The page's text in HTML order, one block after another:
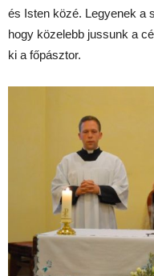
és Isten közé. Legyenek a
hogy közelebb jussunk a
ki a főpásztor.